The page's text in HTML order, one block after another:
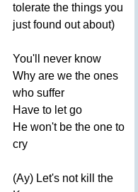
tolerate the things you
just found out about)
You'll never know
Why are we the ones
who suffer
Have to let go
He won't be the one to
cry
(Ay) Let's not kill
the